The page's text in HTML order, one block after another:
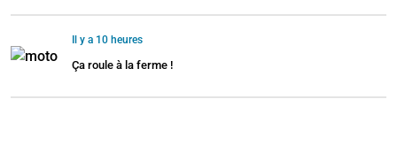
Il y a 10 heures
Ça roule à la ferme !